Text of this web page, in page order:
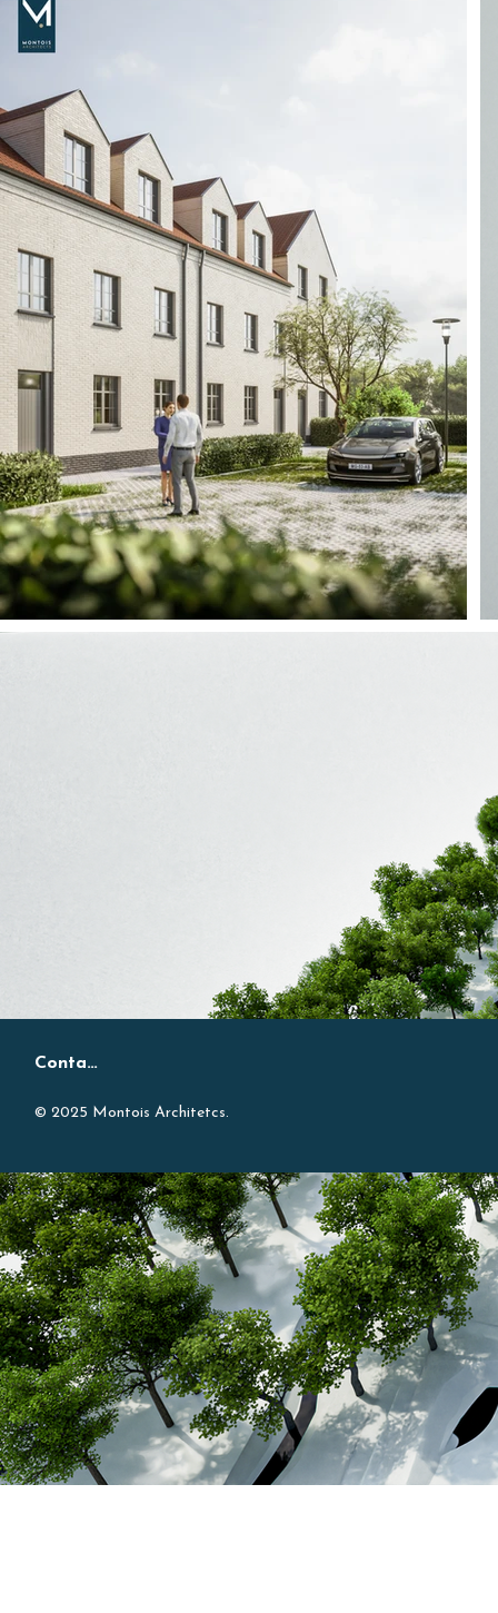
Contact
© 2025 Montois Architetcs.